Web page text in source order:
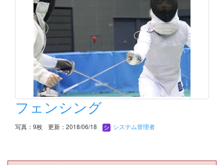
フェンシング
写真：9枚 更新：2018/06/18 システム管理者